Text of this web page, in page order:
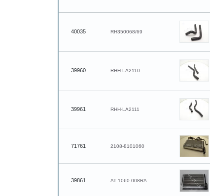
40035 RH350068/69
39960 RHH-LA2110
39961 RHH-LA2111
71761 2108-8101060
39861 AT 1060-008RA